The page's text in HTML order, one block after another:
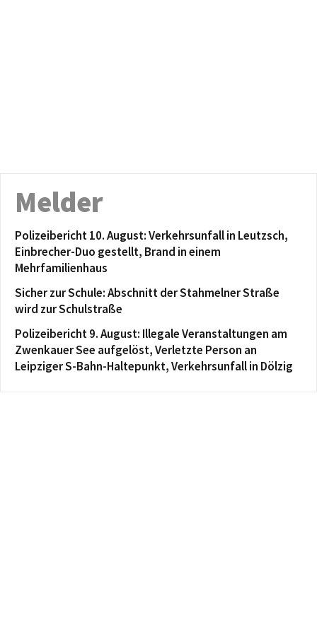
Melder
Polizeibericht 10. August: Verkehrsunfall in Leutzsch,
Einbrecher-Duo gestellt, Brand in einem
Mehrfamilienhaus
Sicher zur Schule: Abschnitt der Stahmelner Straße
wird zur Schulstraße
Polizeibericht 9. August: Illegale Veranstaltungen am
Zwenkauer See aufgelöst, Verletzte Person an
Leipziger S-Bahn-Haltepunkt, Verkehrsunfall in Dölzig